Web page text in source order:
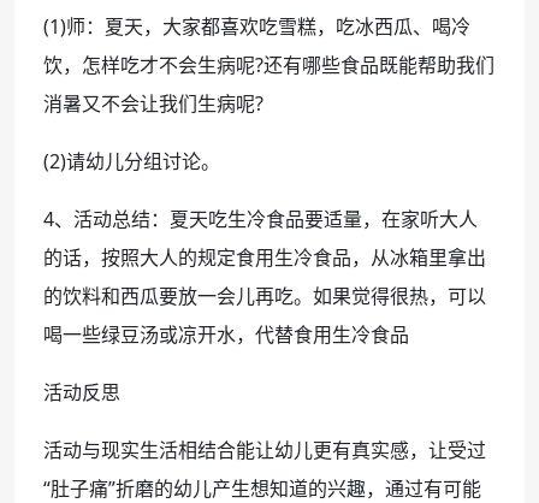
(1)师：夏天，大家都喜欢吃雪糕，吃冰西瓜、喝冷
饮，怎样吃才不会生病呢?还有哪些食品既能帮助我们
消暑又不会让我们生病呢?
(2)请幼儿分组讨论。
4、活动总结：夏天吃生冷食品要适量，在家听大人
的话，按照大人的规定食用生冷食品，从冰箱里拿出
的饮料和西瓜要放一会儿再吃。如果觉得很热，可以
喝一些绿豆汤或凉开水，代替食用生冷食品
活动反思
活动与现实生活相结合能让幼儿更有真实感，让受过
“肚子痛”折磨的幼儿产生想知道的兴趣，通过有可能